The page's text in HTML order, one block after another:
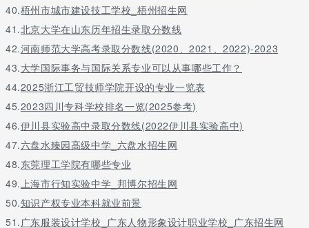
40.梧州市城市建设技工学校_梧州招生网
41.北京大学在山东历年招生录取分数线
42.河南师范大学高考录取分数线(2020、2021、2022)-2023
43.大学国际事务与国际关系专业可以从事哪些工作？
44.2025浙江工贸技师学院开设的专业一览表
45.2023四川专科学校排名一览(2025参考)
46.伊川县实验高中录取分数线(2022伊川县实验高中)
47.六盘水臻园高级中学_六盘水招生网
48.东莞理工学院有哪些专业
49.上海市行知实验中学_邦博尔招生网
50.知识产权专业本科就业前景
51.广东服装设计学校_广东人物形象设计职业学校_广东招生网